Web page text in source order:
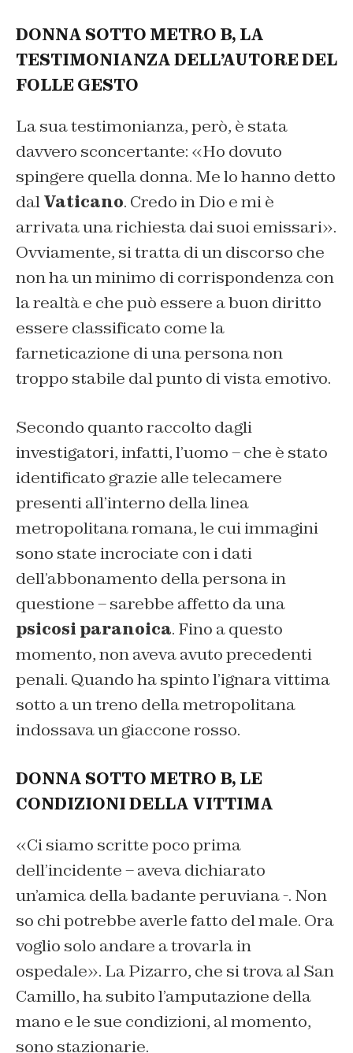
DONNA SOTTO METRO B, LA
TESTIMONIANZA DELL’AUTORE DEL
FOLLE GESTO
La sua testimonianza, però, è stata
davvero sconcertante: «Ho dovuto
spingere quella donna. Me lo hanno detto
dalVaticano. Credo in Dio e mi è
arrivata una richiesta dai suoi emissari».
Ovviamente, si tratta di un discorso che
non ha un minimo di corrispondenza con
la realtà e che può essere a buon diritto
essere classificato come la
farneticazione di una persona non
troppo stabile dal punto di vista emotivo.
Secondo quanto raccolto dagli
investigatori, infatti, l’uomo – che è stato
identificato grazie alle telecamere
presenti all’interno della linea
metropolitana romana, le cui immagini
sono state incrociate con i dati
dell’abbonamento della persona in
questione – sarebbe affetto da una
psicosi paranoica. Fino a questo
momento, non aveva avuto precedenti
penali. Quando ha spinto l’ignara vittima
sotto a un treno della metropolitana
indossava un giaccone rosso.
DONNA SOTTO METRO B, LE
CONDIZIONI DELLA VITTIMA
«Ci siamo scritte poco prima
dell’incidente – aveva dichiarato
un’amica della badante peruviana -. Non
so chi potrebbe averle fatto del male. Ora
voglio solo andare a trovarla in
ospedale». La Pizarro, che si trova al San
Camillo, ha subito l’amputazione della
mano e le sue condizioni, al momento,
sono stazionarie.